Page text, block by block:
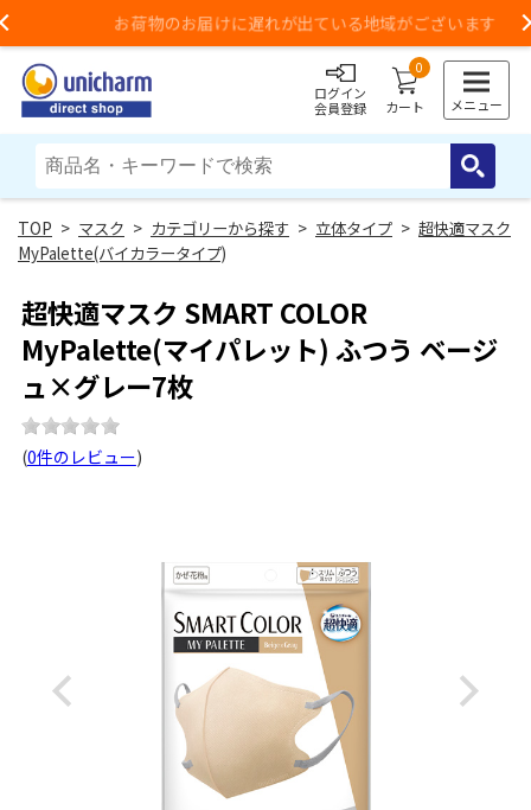
お荷物のお届けに遅れが出ている地域がございます
ログイン
会員登録
0
カート メニュー
> マスク > カテゴリーから探す > 立体タイプ > 超快適マスク
MyPalette(バイカラータイプ)
超快適マスク SMART COLOR
MyPalette(マイパレット) ふつう ベージ
ュ×グレー7枚
(0件のレビュー)
Previous Next